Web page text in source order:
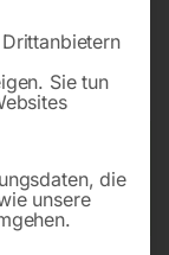
für Österreich.
Sie tun
die
unsere